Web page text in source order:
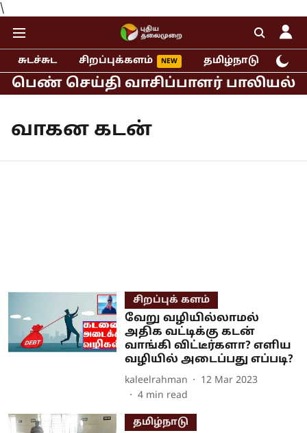
\
சுடச்சுட சிறப்புக்களம் தமிழ்நாடு
செய்தி வாசிப்பாளர் பாலியல்
வாகன கடன்
சிறப்புக் களம்
வேறு வழியில்லாமல்
அதிக வட்டிக்கு கடன்
வாங்கி விட்டீர்களா? எளிய
வழியில் அடைப்பது எப்படி?
kaleelrahman
12 Mar 2023
4 min read
தமிழ்நாடு